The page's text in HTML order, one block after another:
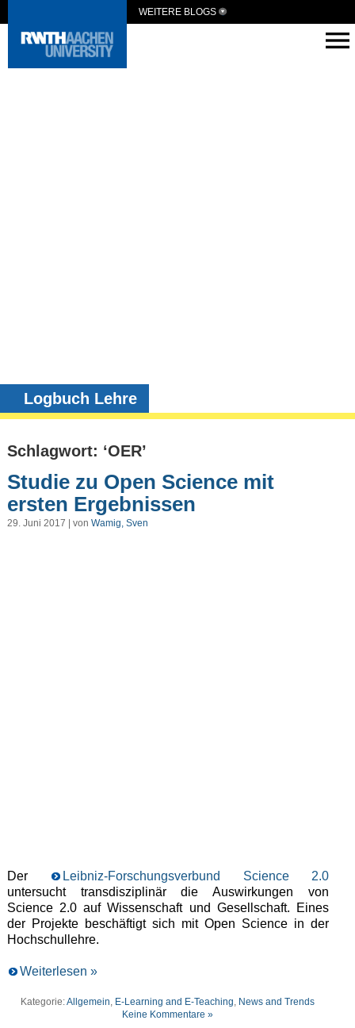
WEITERE BLOGS
Logbuch Lehre
Schlagwort: ‘OER’
Studie zu Open Science mit
ersten Ergebnissen
29. Juni 2017 | von Wamig, Sven
Der
Leibniz-Forschungsverbund Science 2.0
untersucht transdisziplinär die Auswirkungen von
Science 2.0 auf Wissenschaft und Gesellschaft. Eines
der Projekte beschäftigt sich mit Open Science in der
Hochschullehre.
Weiterlesen »
Kategorie:Allgemein E-Learning and E-Teaching News and Trends
Keine Kommentare »